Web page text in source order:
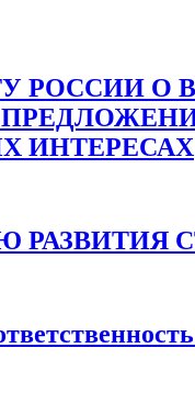
РОССИИ О
ИНТЕРЕСАХ